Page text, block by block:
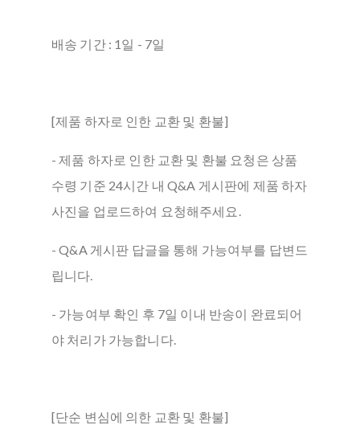
배송 기간 : 1일 - 7일
[제품 하자로 인한 교환 및 환불]
- 제품 하자로 인한 교환 및 환불 요청은 상품
수령 기준 24시간 내 Q&A 게시판에 제품 하자
사진을 업로드하여 요청해주세요.
- Q&A 게시판 답글을 통해 가능여부를 답변드
립니다.
- 가능여부 확인 후 7일 이내 반송이 완료되어
야 처리가 가능합니다.
[단순 변심에 의한 교환 및 환불]